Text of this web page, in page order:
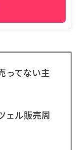
ってない主
ェル販売周